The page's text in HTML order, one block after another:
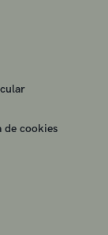
de cookies